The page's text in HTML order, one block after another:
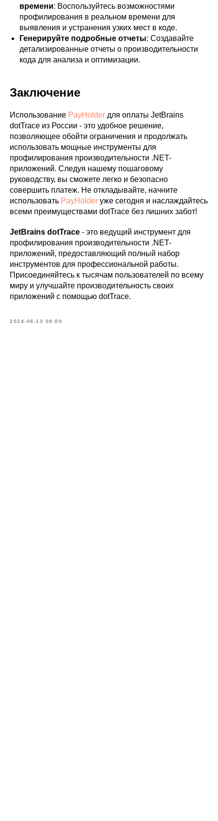
времени: Воспользуйтесь возможностями
профилирования в реальном времени для
выявления и устранения узких мест в коде.
Генерируйте подробные отчеты: Создавайте
детализированные отчеты о производительности
кода для анализа и оптимизации.
Заключение
Использование PayHolder для оплаты JetBrains
dotTrace из России - это удобное решение,
позволяющее обойти ограничения и продолжать
использовать мощные инструменты для
профилирования производительности .NET-
приложений. Следуя нашему пошаговому
руководству, вы сможете легко и безопасно
совершить платеж. Не откладывайте, начните
использовать PayHolder уже сегодня и наслаждайтесь
всеми преимуществами dotTrace без лишних забот!
JetBrains dotTrace - это ведущий инструмент для
профилирования производительности .NET-
приложений, предоставляющий полный набор
инструментов для профессиональной работы.
Присоединяйтесь к тысячам пользователей по всему
миру и улучшайте производительность своих
приложений с помощью dotTrace.
2024-06-13 08:00